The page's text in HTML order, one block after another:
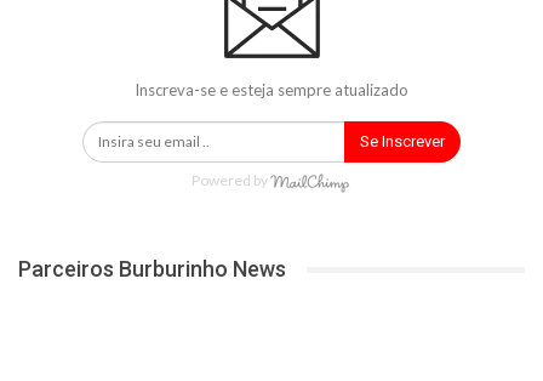
Inscreva-se e esteja sempre atualizado
Se Inscrever
Powered by
Parceiros Burburinho News